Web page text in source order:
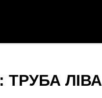
: ТРУБА ЛІВА